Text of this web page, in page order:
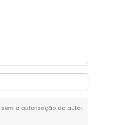
a autorização do autor.